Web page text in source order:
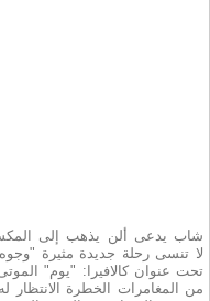
شاب يدعى ألن يذهب إلى
تحت عنوان كالافيرا: "يوم"
من المغامرات الخطرة الانتظار